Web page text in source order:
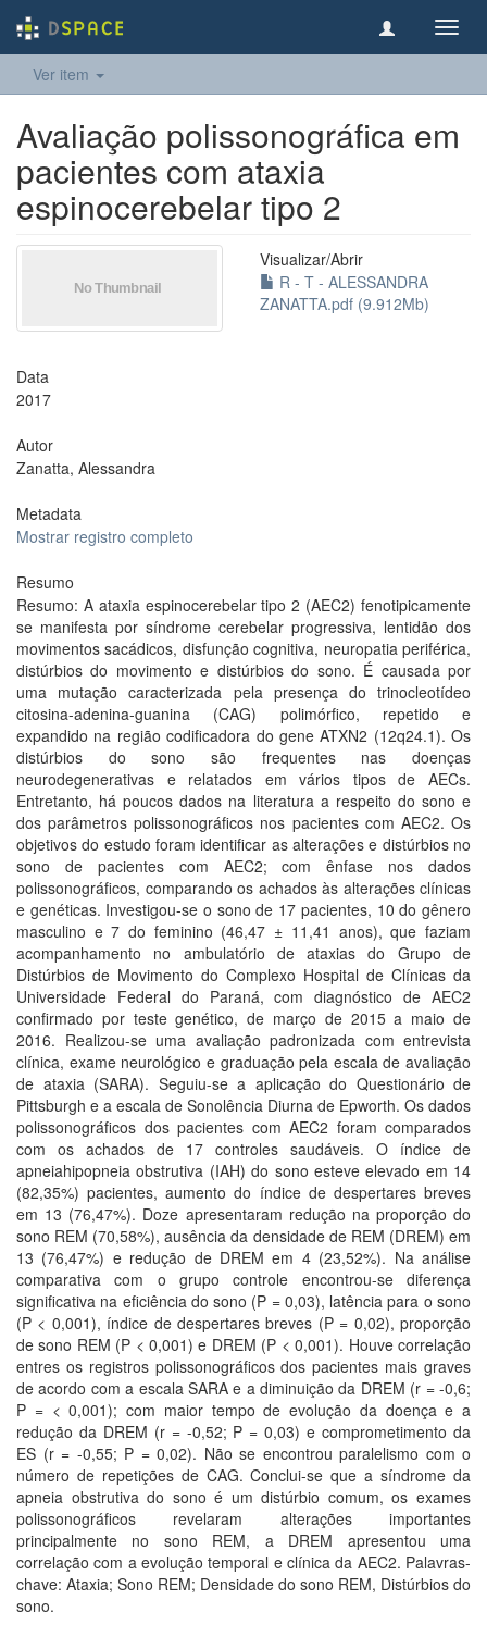
Ver item
Avaliação polissonográfica em
pacientes com ataxia
espinocerebelar tipo 2
Visualizar/Abrir
R - T - ALESSANDRA
ZANATTA.pdf (9.912Mb)
Data
2017
Autor
Zanatta, Alessandra
Metadata
Mostrar registro completo
Resumo
Resumo: A ataxia espinocerebelar tipo 2 (AEC2) fenotipicamente
se manifesta por síndrome cerebelar progressiva, lentidão dos
movimentos sacádicos, disfunção cognitiva, neuropatia periférica,
distúrbios do movimento e distúrbios do sono. É causada por
uma mutação caracterizada pela presença do trinocleotídeo
citosina-adenina-guanina (CAG) polimórfico, repetido e
expandido na região codificadora do gene ATXN2 (12q24.1). Os
distúrbios do sono são frequentes nas doenças
neurodegenerativas e relatados em vários tipos de AECs.
Entretanto, há poucos dados na literatura a respeito do sono e
dos parâmetros polissonográficos nos pacientes com AEC2. Os
objetivos do estudo foram identificar as alterações e distúrbios no
sono de pacientes com AEC2; com ênfase nos dados
polissonográficos, comparando os achados às alterações clínicas
e genéticas. Investigou-se o sono de 17 pacientes, 10 do gênero
masculino e 7 do feminino (46,47 ± 11,41 anos), que faziam
acompanhamento no ambulatório de ataxias do Grupo de
Distúrbios de Movimento do Complexo Hospital de Clínicas da
Universidade Federal do Paraná, com diagnóstico de AEC2
confirmado por teste genético, de março de 2015 a maio de
2016. Realizou-se uma avaliação padronizada com entrevista
clínica, exame neurológico e graduação pela escala de avaliação
de ataxia (SARA). Seguiu-se a aplicação do Questionário de
Pittsburgh e a escala de Sonolência Diurna de Epworth. Os dados
polissonográficos dos pacientes com AEC2 foram comparados
com os achados de 17 controles saudáveis. O índice de
apneiahipopneia obstrutiva (IAH) do sono esteve elevado em 14
(82,35%) pacientes, aumento do índice de despertares breves
em 13 (76,47%). Doze apresentaram redução na proporção do
sono REM (70,58%), ausência da densidade de REM (DREM) em
13 (76,47%) e redução de DREM em 4 (23,52%). Na análise
comparativa com o grupo controle encontrou-se diferença
significativa na eficiência do sono (P = 0,03), latência para o sono
(P < 0,001), índice de despertares breves (P = 0,02), proporção
de sono REM (P < 0,001) e DREM (P < 0,001). Houve correlação
entres os registros polissonográficos dos pacientes mais graves
de acordo com a escala SARA e a diminuição da DREM (r = -0,6;
P = < 0,001); com maior tempo de evolução da doença e a
redução da DREM (r = -0,52; P = 0,03) e comprometimento da
ES (r = -0,55; P = 0,02). Não se encontrou paralelismo com o
número de repetições de CAG. Conclui-se que a síndrome da
apneia obstrutiva do sono é um distúrbio comum, os exames
polissonográficos revelaram alterações importantes
principalmente no sono REM, a DREM apresentou uma
correlação com a evolução temporal e clínica da AEC2. Palavras-
chave: Ataxia; Sono REM; Densidade do sono REM, Distúrbios do
sono.